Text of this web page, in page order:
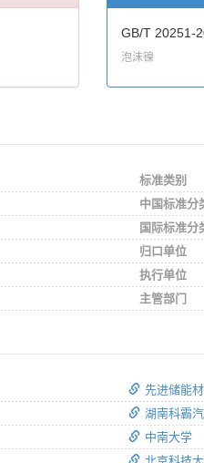
GB/T 20251-
泡沫镍
标准类别
中国标准分
国际标准分
归口单位
执行单位
主管部门
先进储能
湖南科霸
中南大学